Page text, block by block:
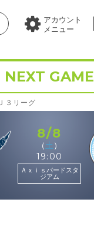
アカウント
メニュー
NEXT GAME
３リーグ
8/8
（土 ）
19:00
Ａｘｉｓバードスタ
ジアム